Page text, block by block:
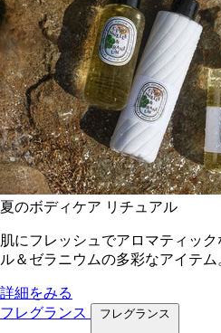
夏のボディケア リチュアル
肌にフレッシュでアロマティッ
ル＆ゼラニウムの多彩なアイテム
詳細をみる
フレグランス
フレグランス